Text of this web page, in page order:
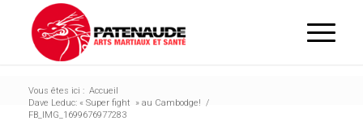
Vous êtes ici : Accueil
Dave Leduc: « Super fight » au Cambodge! /
FB_IMG_1699676977283